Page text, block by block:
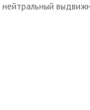
нейтральный